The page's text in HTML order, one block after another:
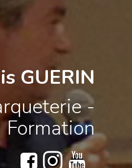
GUERIN
-
Formation